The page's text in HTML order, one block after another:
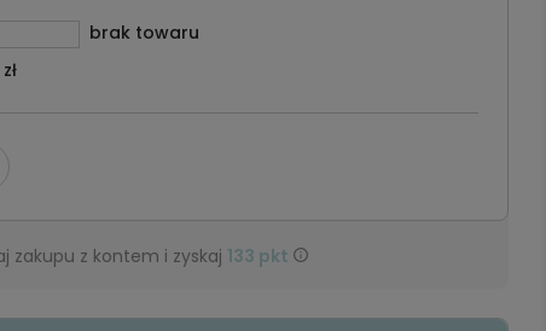
brak towaru
zakupu z kontem i zyskaj 133 pkt